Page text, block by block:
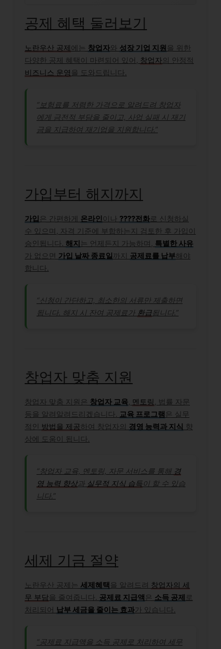
공제 혜택 둘러보기
노란우산 공제에는 창업자와 성장 기업 지원을 위한
다양한 공제 혜택이 마련되어 있어, 창업자의 안정적
비즈니스 운영을 도와드립니다.
“보험료를 저렴한 가격으로 알려드려 창업자
에게 금전적 부담을 줄이고, 사업 실패 시 재기
금을 지급하여 재기업을 지원합니다.”
가입부터 해지까지
가입은 간편하게 온라인 이나 ????전화로 신청하실
수 있으며, 자격 기준에 부합하는지 검토한 후 가입이
승인됩니다. 해지는 언제든지 가능하며, 특별한 사유
가 없으면 가입 날짜 종료일까지 공제료를 납부해야
합니다.
“신청이 간단하고, 최소한의 서류만 제출하면
됩니다. 해지 시 잔여 공제료가 환급됩니다.”
창업자 맞춤 지원
창업자 맞춤 지원은 창업자 교육 멘토링
, 법률 자문
등을 알려알려드리겠습니다.
교육 프로그램은 실무
적인
방법을 제공하여 창업자의 경영 능력과 지식 향
상에 도움이 됩니다.
“창업자 교육, 멘토링, 자문 서비스를 통해 경
영 능력 향상과 실무적 지식 습득이 할 수 있습
니다.”
세제 기금 절약
노란우산 공제는 세제혜택을 알려드려 창업자의 세
무 부담을 줄여줍니다. 공제료 지급액은 소득 공제 로
처리되어 납부 세금을 줄이는 효과가 있습니다.
“공제료 지급액을 소득 공제로 처리하여 세무